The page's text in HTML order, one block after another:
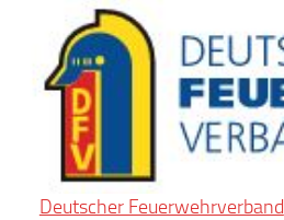
Deutscher Feuerwehrverband